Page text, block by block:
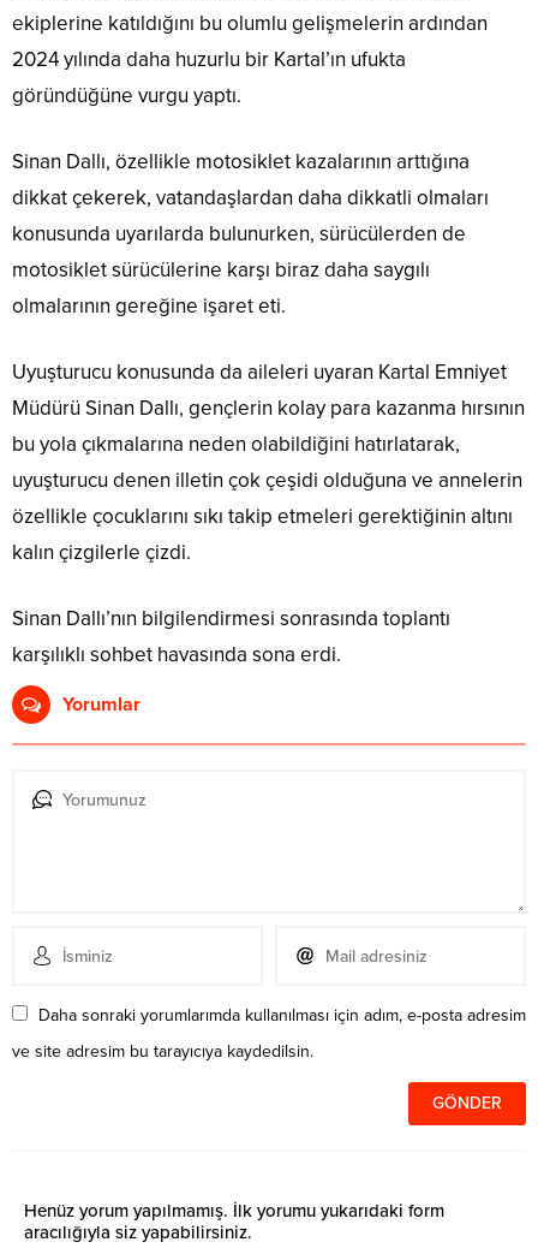
ekiplerine katıldığını bu olumlu gelişmelerin ardından
2024 yılında daha huzurlu bir Kartal’ın ufukta
göründüğüne vurgu yaptı.
Sinan Dallı, özellikle motosiklet kazalarının arttığına
dikkat çekerek, vatandaşlardan daha dikkatli olmaları
konusunda uyarılarda bulunurken, sürücülerden de
motosiklet sürücülerine karşı biraz daha saygılı
olmalarının gereğine işaret eti.
Uyuşturucu konusunda da aileleri uyaran Kartal Emniyet
Müdürü Sinan Dallı, gençlerin kolay para kazanma hırsının
bu yola çıkmalarına neden olabildiğini hatırlatarak,
uyuşturucu denen illetin çok çeşidi olduğuna ve annelerin
özellikle çocuklarını sıkı takip etmeleri gerektiğinin altını
kalın çizgilerle çizdi.
Sinan Dallı’nın bilgilendirmesi sonrasında toplantı
karşılıklı sohbet havasında sona erdi.
Yorumlar
Daha sonraki yorumlarımda kullanılması için adım, e-posta adresim
ve site adresim bu tarayıcıya kaydedilsin.
Henüz yorum yapılmamış. İlk yorumu yukarıdaki form
aracılığıyla siz yapabilirsiniz.